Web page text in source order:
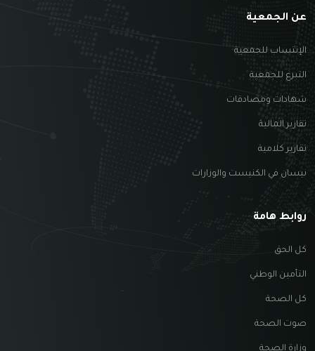
عن الجمعية
الإنتساب للجمعية
التبرع للجمعية
شهادات ومصادقات
تقارير المالية
تقارير كلامية
نيسان في الكنيست والوزارات
روابط هامة
كل الحق
التأمين الوطني
كل الصحة
صوت الصحة
وزارة الصحة